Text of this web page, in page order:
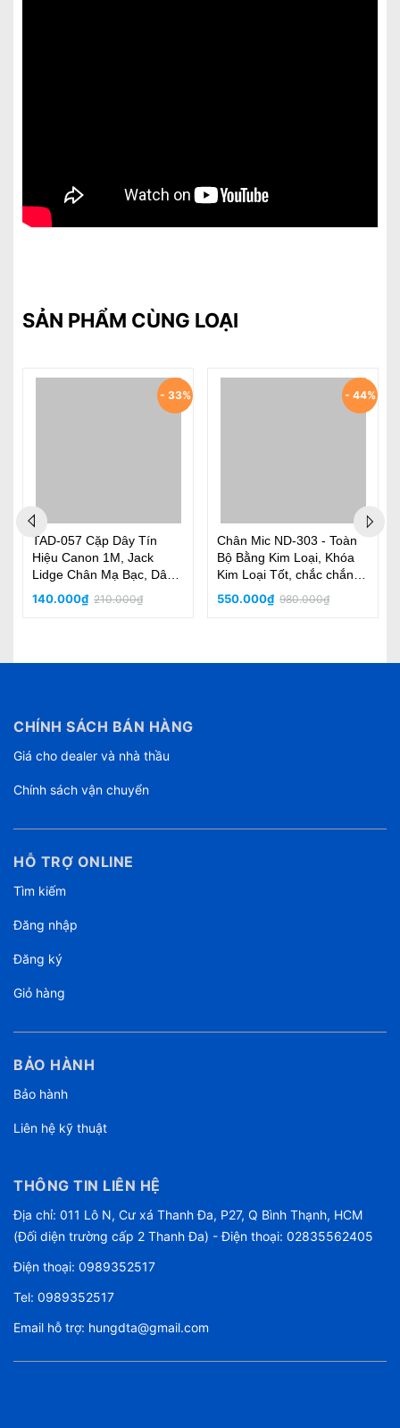
SẢN PHẨM CÙNG LOẠI
- 33%
TAD-057 Cặp Dây Tín
Hiệu Canon 1M, Jack
Lidge Chân Mạ Bạc, Dây
Chóng Nhiễu, Siêu Sạch
140.000₫ 210.000₫
- 44%
Chân Mic ND-303 - Toàn
Bộ Bằng Kim Loại, Khóa
Kim Loại Tốt, chắc chắn,
bền, thân micro đường
kính 2.5cm
550.000₫ 980.000₫
CHÍNH SÁCH BÁN HÀNG
Giá cho dealer và nhà thầu
Chính sách vận chuyển
HỖ TRỢ ONLINE
Tìm kiếm
Đăng nhập
Đăng ký
Giỏ hàng
BẢO HÀNH
Bảo hành
Liên hệ kỹ thuật
THÔNG TIN LIÊN HỆ
Địa chỉ: 011 Lô N, Cư xá Thanh Đa, P27, Q Bình Thạnh, HCM
(Đối diện trường cấp 2 Thanh Đa) - Điện thoại: 02835562405
Điện thoại: 0989352517
Tel: 0989352517
Email hỗ trợ: hungdta@gmail.com